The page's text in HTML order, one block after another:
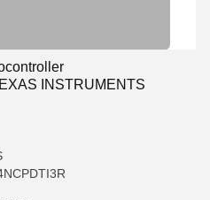
INSTRUMENTS